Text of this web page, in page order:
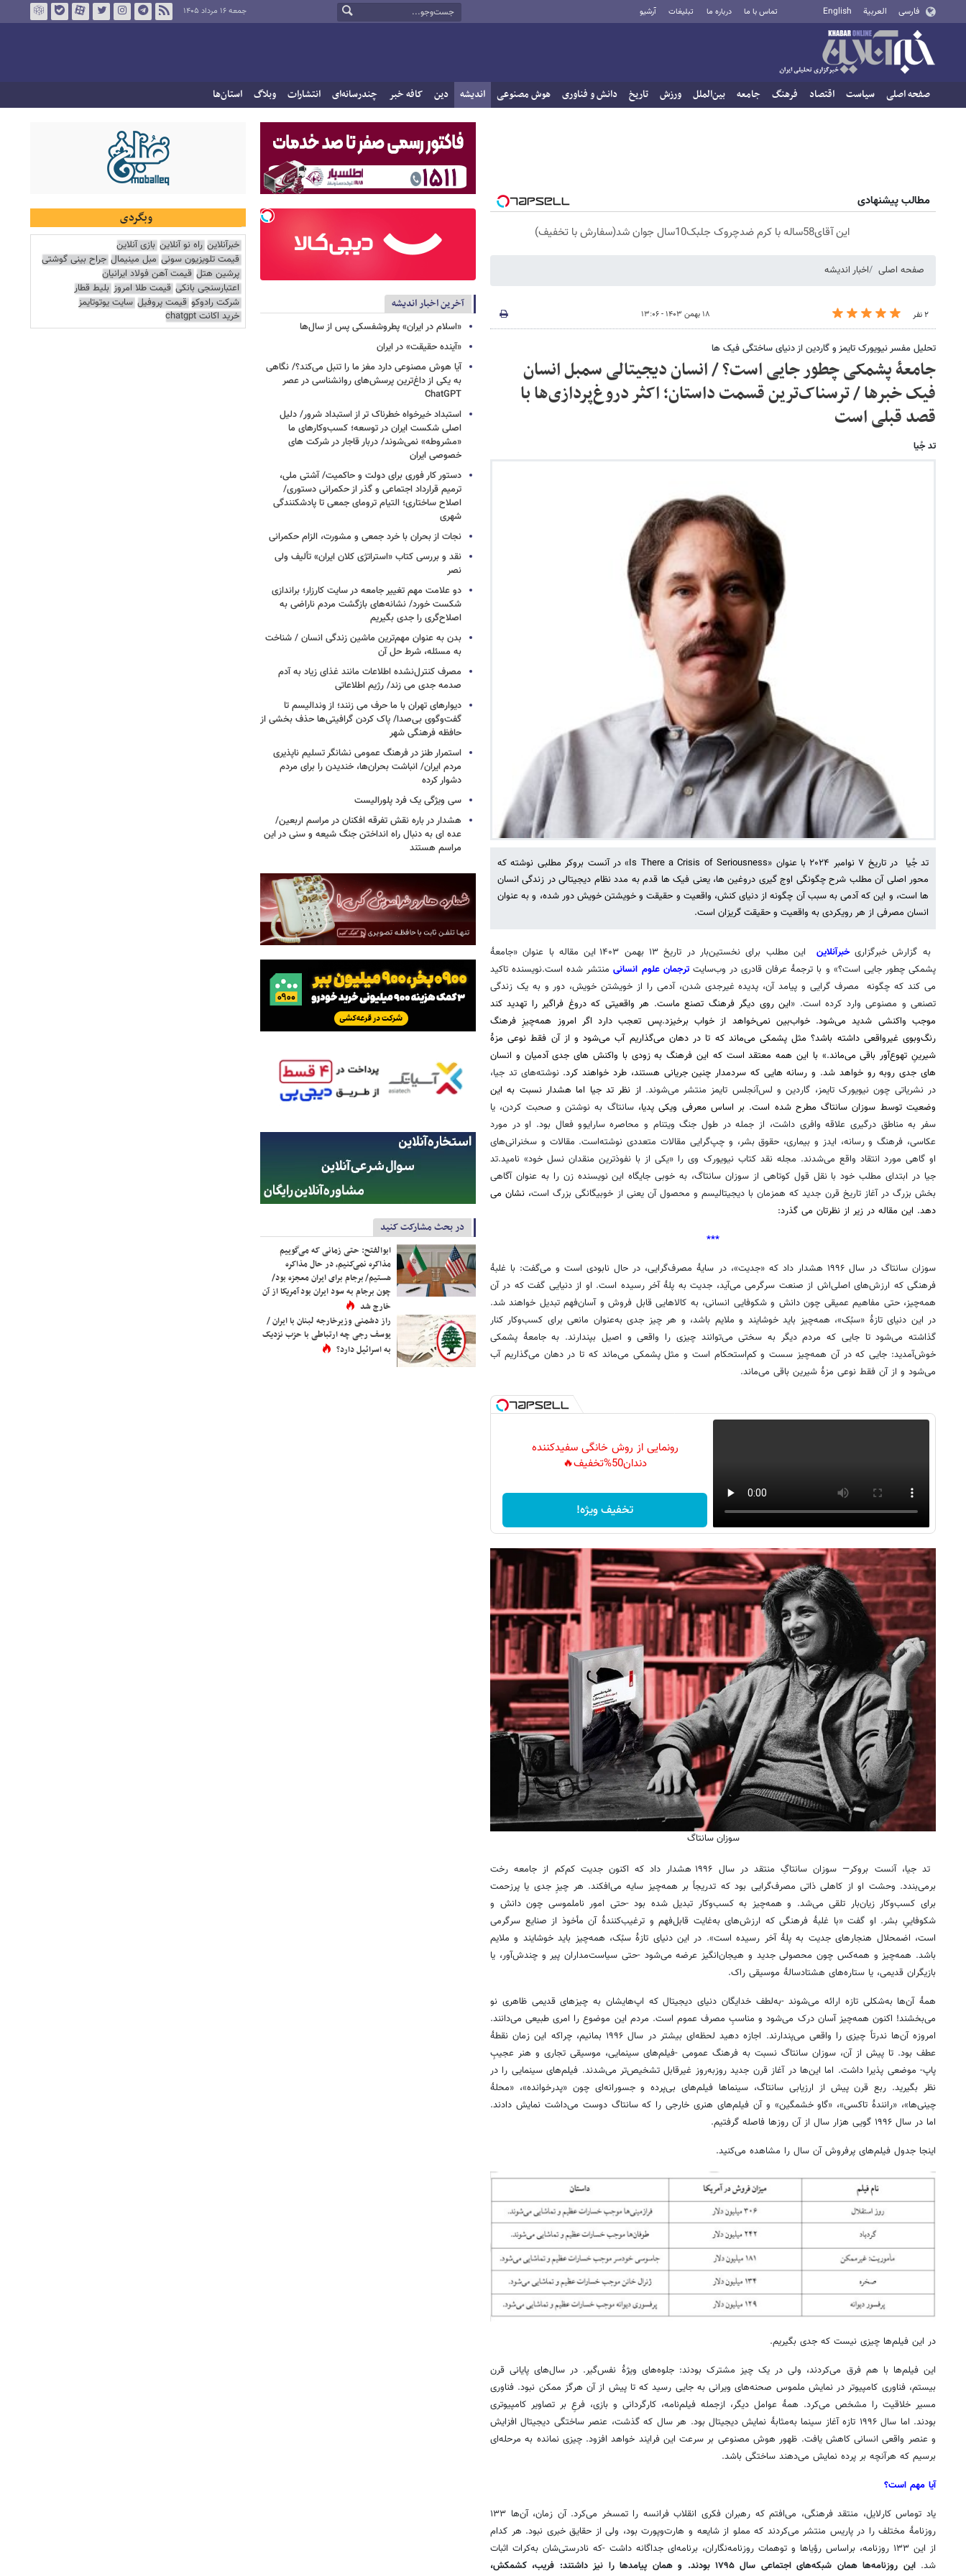
فارسی العربية English تماس با ما درباره ما تبلیغات آرشیو جمعه ۱۶ مرداد ۱۴۰۵
صفحه اصلی سیاست اقتصاد فرهنگ جامعه بین‌الملل ورزش تاریخ دانش و فناوری هوش مصنوعی اندیشه دین کافه خبر چندرسانه‌ای انتشارات وبلاگ استان‌ها
مطالب پیشنهادی
این آقای58ساله با کرم ضدچروک جلبک10سال جوان شد(سفارش با تخفیف)
صفحه اصلی اخبار اندیشه
۲ نفر ۱۸ بهمن ۱۴۰۳ - ۱۳:۰۶
تحلیل مفسر نیویورک تایمز و گاردین از دنیای ساختگی فیک ها
جامعۀ پشمکی چطور جایی است؟ / انسان دیجیتالی سمبل انسان
فیک خبرها / ترسناک‌ترین قسمت داستان؛ اکثر دروغ‌پردازی‌ها با
قصد قبلی است
تد جُیا
تد جُیا در تاریخ ۷ نوامبر ۲۰۲۴ با عنوان «Is There a Crisis of Seriousness» در آنست بروکر مطلبی نوشته که
محور اصلی آن مطلب شرح چگونگی اوج گیری دروغین ها، یعنی فیک ها قدم به مدد نظام دیجیتالی در زندگی انسان
ها است، و این که آدمی به سبب آن چگونه از دنیای کنش، واقعیت و حقیقت و خویشتن خویش دور شده، و به عنوان
انسان مصرفی از هر رویکردی به واقعیت و حقیقت گریزان است.
به گزارش خبرگزاریخبرآنلاین
این مطلب برای نخستین‌بار در تاریخ ۱۳ بهمن ۱۴۰۳ این مقاله با عنوان «جامعۀ
پشمکی چطور جایی است؟» و با ترجمۀ عرفان قادری در وب‌سایتترجمان علوم انسانیمنتشر شده است.نویسنده تاکید
می کند که چگونه مصرف گرایی و پیامد آن، پدیده غیرجدی شدن، آدمی را از خویشتن خویش، دور و به یک زندگی
تصنعی و مصنوعی وارد کرده است. «این روی دیگر فرهنگ تصنع ماست. هر واقعیتی که دروغ فراگیر را تهدید کند
موجب واکنشی شدید می‌شود. خواب‌بین نمی‌خواهد از خواب برخیزد.پس تعجب دارد اگر امروز همه‌چیزِ فرهنگ
رنگ‌وبوی غیرواقعی داشته باشد؟ مثل پشمکی می‌ماند که تا در دهان می‌گذاریم آب می‌شود و از آن فقط نوعی مزۀ
شیرینِ تهوع‌آور باقی می‌ماند.» با این همه معتقد است که این فرهنگ به زودی با واکنش های جدی آدمیان و انسان
های جدی روبه رو خواهد شد. و رسانه هایی که سردمدار چنین جریانی هستند، طرد خواهند کرد. نوشته‌های تد جیا،
در نشریاتی چون نیویورک تایمز، گاردین و لس‌آنجلس تایمز منتشر می‌شوند. از نظر تد جیا اما هشدار نسبت به این
وضعیت توسط سوزان سانتاگ مطرح شده است. بر اساس معرفی ویکی پدیا، سانتاگ به نوشتن و صحبت کردن، یا
سفر به مناطق درگیری علاقه وافری داشت، از جمله در طول جنگ ویتنام و محاصره سارایوو فعال بود. او در مورد
عکاسی، فرهنگ و رسانه، ایدز و بیماری، حقوق بشر، و چپ‌گرایی مقالات متعددی نوشته‌است. مقالات و سخنرانی‌های
او گاهی مورد انتقاد واقع می‌شدند. مجله نقد کتاب نیویورک وی را «یکی از با نفوذترین منقدان نسل خود» نامید.تد
جیا در ابتدای مطلب خود با نقل قول کوتاهی از سوزان سانتاگ، به خوبی جایگاه این نویسنده زن را به عنوان آگاهی
بخش بزرگ در آغاز تاریخ قرن جدید که همزمان با دیجیتالیسم و محصول آن یعنی از خوبیگانگی بزرگ است، نشان می
دهد. این مقاله در زیر از نظرتان می گذرد:
***
سوزان سانتاگ در سال ۱۹۹۶ هشدار داد که «جدیت»، در سایۀ مصرف‌گرایی، در حال نابودی است و می‌گفت: با غلبۀ
فرهنگی که ارزش‌های اصلی‌اش از صنعت سرگرمی می‌آید، جدیت به پلۀ آخر رسیده است. او از دنیایی گفت که در آن
همه‌چیز، حتی مفاهیم عمیقی چون دانش و شکوفایی انسانی، به کالاهایی قابل فروش و آسان‌فهم تبدیل خواهند شد.
در این دنیای تازۀ «سبُک»، همه‌چیز باید خوشایند و ملایم باشد، و هر چیز جدی به‌عنوان مانعی برای کسب‌وکار کنار
گذاشته می‌شود تا جایی که مردم دیگر به سختی می‌توانند چیزی را واقعی و اصیل بپندارند. به جامعۀ پشمکی
خوش‌آمدید: جایی که در آن همه‌چیز سست و کم‌استحکام است و مثل پشمکی می‌ماند که تا در دهان می‌گذاریم آب
می‌شود و از آن فقط نوعی مزۀ شیرین باقی می‌ماند.
رونمایی از روش خانگی سفیدکننده
دندان50%تخفیف🔥
تخفیف ویژه!
سوزان سانتاگ
تد جیا، آنست بروکر— سوزان سانتاگِ منتقد در سال ۱۹۹۶ هشدار داد که اکنون جدیت کم‌کم از جامعه رخت
برمی‌بندد. وحشت او از کاهلی ذاتی مصرف‌گرایی بود که تدریجاً بر همه‌چیز سایه می‌افکند. هر چیزِ جدی یا پرزحمت
برای کسب‌وکار زیان‌بار تلقی می‌شد. و همه‌چیز به کسب‌وکار تبدیل شده بود -حتی امور ناملموسی چون دانش و
شکوفاییِ بشر. او گفت «با غلبۀ فرهنگی که ارزش‌های به‌غایت قابل‌فهم و ترغیب‌کنندۀ آن مأخوذ از صنایع سرگرمی
است، اضمحلال هنجارهای جدیت به پلۀ آخر رسیده است». در این دنیای تازۀ سبُک، همه‌چیز باید خوشایند و ملایم
باشد. همه‌چیز و همه‌کس چون محصولی جدید و هیجان‌انگیز عرضه می‌شود -حتی سیاست‌مداران پیر و چندش‌آور، یا
بازیگران قدیمی، یا ستاره‌های هشتادسالۀ موسیقی راک.
همۀ آن‌ها به‌شکلی تازه ارائه می‌شوند -به‌لطف خدایگان دنیای دیجیتال که اپ‌هایشان به چیزهای قدیمی ظاهری نو
می‌بخشند! اکنون همه‌چیز آسان درک می‌شود و مناسبِ مصرف عموم است. مردم این موضوع را امری طبیعی می‌دانند.
امروزه آن‌ها ندرتاً چیزی را واقعی می‌پندارند. اجازه دهید لحظه‌ای بیشتر در سال ۱۹۹۶ بمانیم، چراکه این زمان نقطۀ
عطف بود. تا پیش از آن، سوزان سانتاگ نسبت به فرهنگ عمومی -فیلم‌های سینمایی، موسیقی تجاری و هنر عجیبِ
پاپ- موضعی پذیرا داشت. اما این‌ها در آغاز قرن جدید روزبه‌روز غیرقابل تشخیص‌تر می‌شدند. فیلم‌های سینمایی را در
نظر بگیرید. ربع قرن پیش از ارزیابی سانتاگ، سینماها فیلم‌های بی‌پرده و جسورانه‌ای چون «پدرخوانده»، «محلۀ
چینی‌ها»، «رانندۀ تاکسی»، «گاو خشمگین» و آن فیلم‌های هنری خارجی را که سانتاگ دوست می‌داشت نمایش دادند.
اما در سال ۱۹۹۶ گویی هزار سال از آن روزها فاصله گرفتیم.
اینجا جدول فیلم‌های پرفروش آن سال را مشاهده می‌کنید.
در این فیلم‌ها چیزی نیست که جدی بگیریم.
این فیلم‌ها با هم فرق می‌کردند، ولی در یک چیز مشترک بودند: جلوه‌های ویژۀ نفس‌گیر. در سال‌های پایانی قرن
بیستم، فناوری کامپیوتر در نمایش ملموس صحنه‌های ویرانی به جایی رسید که تا پیش از آن هرگز ممکن نبود. فناوری
مسیر خلاقیت را مشخص می‌کرد. همۀ عوامل دیگر، ازجمله فیلم‌نامه، کارگردانی و بازی، فرعِ بر تصاویر کامپیوتری
بودند. اما سال ۱۹۹۶ تازه آغاز سینما به‌مثابۀ نمایش دیجیتال بود. هر سال که گذشت، عنصر ساختگی دیجیتال افزایش
و عنصر واقعی انسانی کاهش یافت. ظهور هوش مصنوعی بر سرعت این فرایند خواهد افزود. چیزی نمانده به مرحله‌ای
برسیم که هرآنچه بر پرده نمایش می‌دهند ساختگی باشد.
آیا مهم است؟
یاد توماس کارلایل، منتقد فرهنگی، می‌افتم که رهبران فکری انقلاب فرانسه را تمسخر می‌کرد. آن زمان، آن‌ها ۱۳۳
روزنامۀ مختلف را در پاریس منتشر می‌کردند که مملو از شایعه و هارت‌وپورت بود، ولی از حقایق خبری نبود. هر کدام
از این ۱۳۳ روزنامه، براساس رؤیاها و توهمات روزنامه‌نگاران، برنامه‌ای جداگانه داشت -که نادرستی‌شان به‌کرات اثبات
شد.
این روزنامه‌ها همان شبکه‌های اجتماعی سال ۱۷۹۵ بودند. و همان پیامدها را نیز داشتند: فریب، کشمکش،
آخرین اخبار اندیشه
«اسلام در ایران» پطروشفسکی پس از سال‌ها
«آینده حقیقت» در ایران
آیا هوش مصنوعی دارد مغز ما را تنبل می‌کند؟/ نگاهی
به یکی از داغ‌ترین پرسش‌های روانشناسی در عصر
ChatGPT
استبداد خیرخواه خطرناک تر از استبداد شرور/ دلیل
اصلی شکست ایران در توسعه؛ کسب‌وکارهای ما
«مشروطه» نمی‌شوند/ دربار قاجار در شرکت های
خصوصی ایران
دستور کار فوری برای دولت و حاکمیت/ آشتی ملی،
ترمیم قرارداد اجتماعی و گذر از حکمرانی دستوری/
اصلاح ساختاری؛ التیام ترومای جمعی تا پادشکنندگی
شهری
نجات از بحران با خرد جمعی و مشورت، الزام حکمرانی
نقد و بررسی کتاب «استراتژی کلان ایران» تألیف ولی
نصر
دو علامت مهم تغییر جامعه در سایت کارزار؛ براندازی
شکست خورد/ نشانه‌های بازگشت مردم ناراضی به
اصلاح‌گری را جدی بگیریم
بدن به عنوان مهم‌ترین ماشین زندگی انسان / شناخت
به مسئله، شرط حل آن
مصرف کنترل‌نشده اطلاعات مانند غذای زیاد به آدم
صدمه جدی می زند/ رژیم اطلاعاتی
دیوارهای تهران با ما حرف می زنند؛ از وندالیسم تا
گفت‌وگوی بی‌صدا/ پاک کردن گرافیتی‌ها حذف بخشی از
حافظه فرهنگی شهر
استمرار طنز در فرهنگ عمومی نشانگر تسلیم ناپذیری
مردم ایران/ انباشت بحران‌ها، خندیدن را برای مردم
دشوار کرده
سی ویژگی یک فرد پلورالیست
هشدار در باره نقش تفرقه افکنان در مراسم اربعین/
عده ای به دنبال راه انداختن جنگ شیعه و سنی در این
مراسم هستند
در بحث مشارکت کنید
ابوالفتح: حتی زمانی که می‌گوییم
مذاکره نمی‌کنیم، در حال مذاکره
هستیم/ برجام برای ایران معجزه بود/
چون برجام به سود ایران بود آمریکا از آن
خارج شد
راز دشمنی وزیرخارجه لبنان با ایران /
یوسف رجی چه ارتباطی با حزب نزدیک
به اسرائیل دارد؟
وبگردی
خبرآنلاین راه نو آنلاین بازی آنلاین
قیمت تلویزیون سونی مبل مینیمال جراح بینی گوشتی
پرشین هتل قیمت آهن فولاد ایرانیان
اعتبارسنجی بانکی قیمت طلا امروز بلیط قطار
شرکت رادوکو قیمت پروفیل سایت یوتوتایمز
خرید اکانت chatgpt